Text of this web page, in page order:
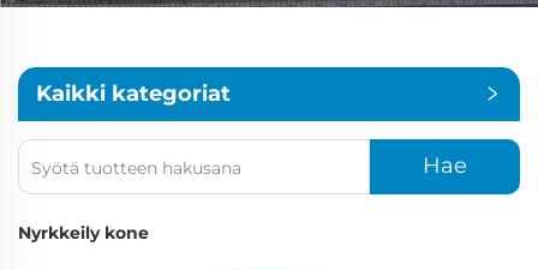
Kaikki kategoriat
Hae
Nyrkkeily kone